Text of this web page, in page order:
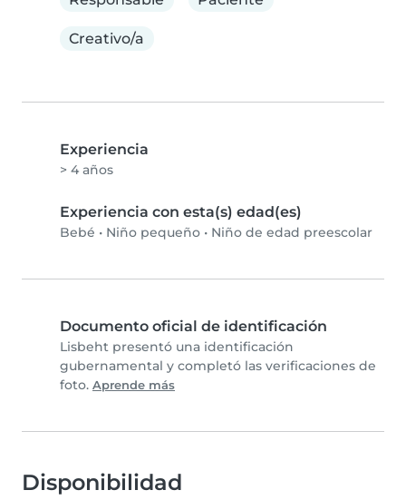
Creativo/a
Experiencia
> 4 años
Experiencia con esta(s) edad(es)
Bebé • Niño pequeño • Niño de edad preescolar
Documento oficial de identificación
Lisbeht presentó una identificación
gubernamental y completó las verificaciones de
foto. Aprende más
Disponibilidad